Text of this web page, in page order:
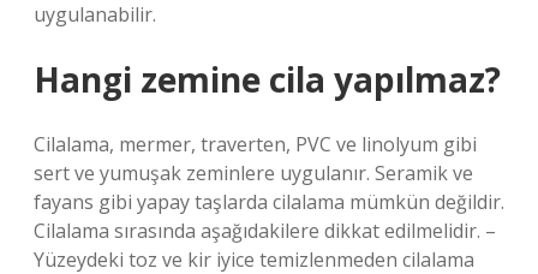
uygulanabilir.
Hangi zemine cila yapılmaz?
Cilalama, mermer, traverten, PVC ve linolyum gibi
sert ve yumuşak zeminlere uygulanır. Seramik ve
fayans gibi yapay taşlarda cilalama mümkün değildir.
Cilalama sırasında aşağıdakilere dikkat edilmelidir. –
Yüzeydeki toz ve kir iyice temizlenmeden cilalama